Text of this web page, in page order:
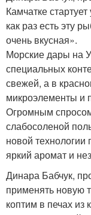
Камчатке
как раз есть эту
очень вкусная».
Морские дары на
специальных
свежей, а в
микроэлементы и
Огромным
слабосоленой
новой технологии
яркий аромат и
Динара Бабчук,
применять новую
коптим в печах из